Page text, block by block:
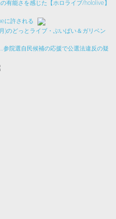
有能さを感じた【ホロライブ/hololive】
に許される
)のどっとライブ・ぶいぱい＆ガリベン
参院選自民候補の応援で公選法違反の疑